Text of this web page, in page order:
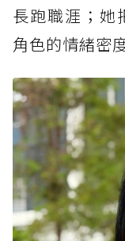
長跑職涯；她
角色的情緒密